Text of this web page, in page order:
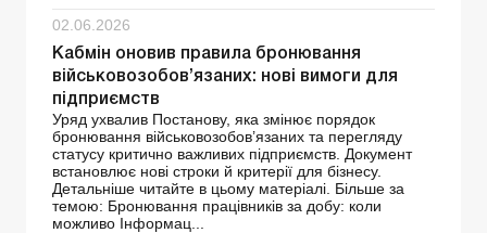
02.06.2026
Кабмін оновив правила бронювання
військовозобов’язаних: нові вимоги для
підприємств
Уряд ухвалив Постанову, яка змінює порядок
бронювання військовозобов’язаних та перегляду
статусу критично важливих підприємств. Документ
встановлює нові строки й критерії для бізнесу.
Детальніше читайте в цьому матеріалі. Більше за
темою: Бронювання працівників за добу: коли
можливо Інформац...